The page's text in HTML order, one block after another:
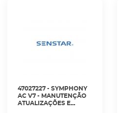
47027227 - SYMPHONY
AC V7 - MANUTENÇÃO
ATUALIZAÇÕES E